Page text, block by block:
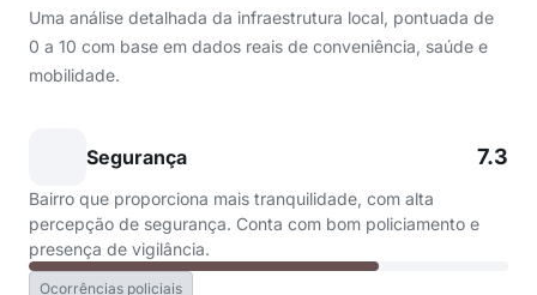
Uma análise detalhada da infraestrutura local, pontuada de
0 a 10 com base em dados reais de conveniência, saúde e
mobilidade.
Segurança 7.3
Bairro que proporciona mais tranquilidade, com alta
percepção de segurança. Conta com bom policiamento e
presença de vigilância.
Ocorrências policiais